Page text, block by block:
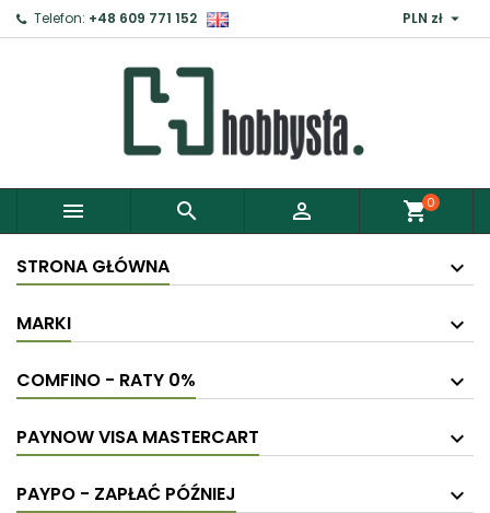
Telefon: +48 609 771 152 PLN zł 
   shopping_cart0
STRONA GŁÓWNA
MARKI
COMFINO - RATY 0%
PAYNOW VISA MASTERCART
PAYPO - ZAPŁAĆ PÓŹNIEJ